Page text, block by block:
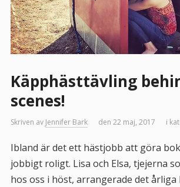
Käpphästtävling
scenes!
Skriven av Jennifer Bark den 22 maj, 2017 i
Ibland är det ett hästjobb att göra
jobbigt roligt. Lisa och Elsa, tjejerna
hos oss i höst, arrangerade det